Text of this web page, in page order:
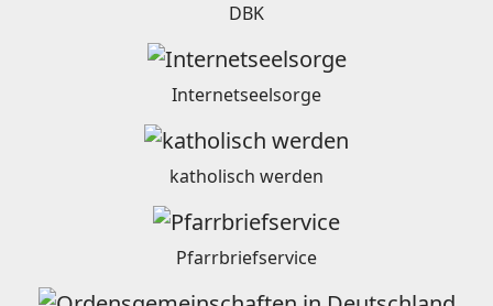
DBK
Internetseelsorge
katholisch werden
Pfarrbriefservice